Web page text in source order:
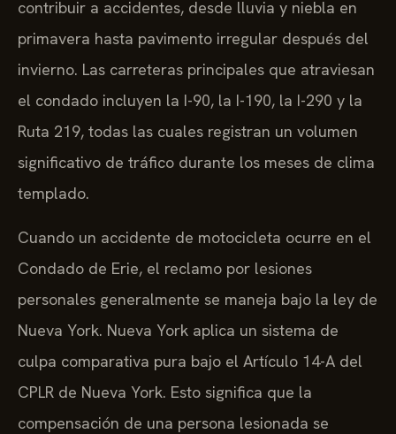
contribuir a accidentes, desde lluvia y niebla en
primavera hasta pavimento irregular después del
invierno. Las carreteras principales que atraviesan
el condado incluyen la I-90, la I-190, la I-290 y la
Ruta 219, todas las cuales registran un volumen
significativo de tráfico durante los meses de clima
templado.
Cuando un accidente de motocicleta ocurre en el
Condado de Erie, el reclamo por lesiones
personales generalmente se maneja bajo la ley de
Nueva York. Nueva York aplica un sistema de
culpa comparativa pura bajo el Artículo 14-A del
CPLR de Nueva York. Esto significa que la
compensación de una persona lesionada se